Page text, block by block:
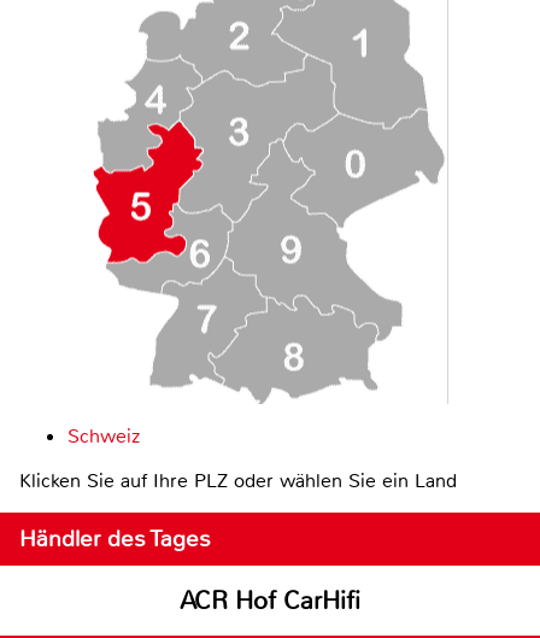
Schweiz
Klicken Sie auf Ihre PLZ oder wählen Sie ein Land
Händler des Tages
ACR Hof CarHifi